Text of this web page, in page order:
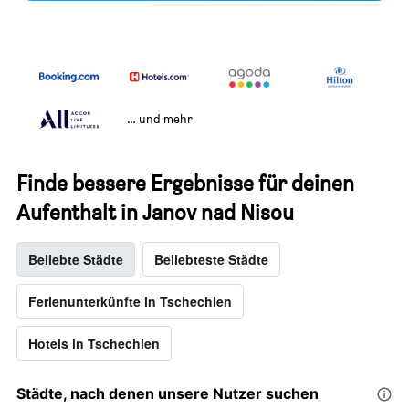
… und mehr
Finde bessere Ergebnisse für deinen
Aufenthalt in Janov nad Nisou
Beliebte Städte Beliebteste Städte
Ferienunterkünfte in Tschechien
Hotels in Tschechien
Städte, nach denen unsere Nutzer suchen